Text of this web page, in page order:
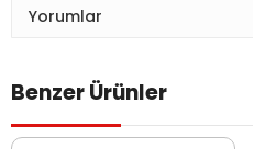
Yorumlar
Benzer Ürünler